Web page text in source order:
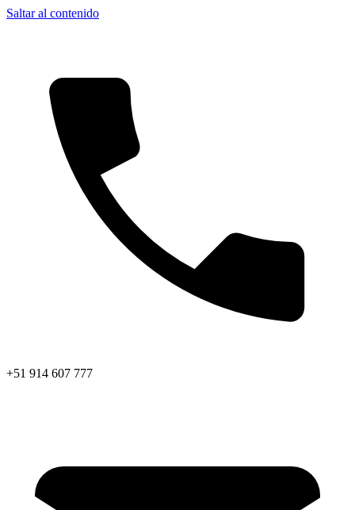
Saltar al contenido
+51 914 607 777